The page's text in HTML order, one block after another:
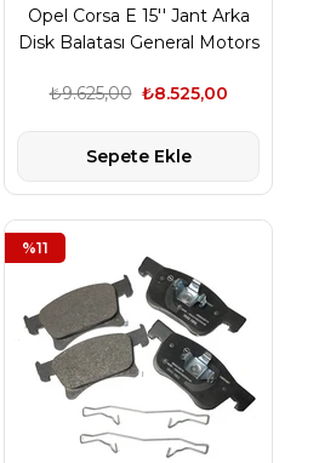
Opel Corsa E 15'' Jant Arka
Disk Balatası General Motors
₺8.525,00
₺9.625,00
Sepete Ekle
%11